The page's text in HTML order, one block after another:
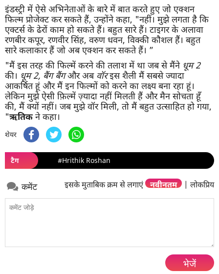
इंडस्ट्री में ऐसे अभिनेताओं के बारे में बात करते हुए जो एक्शन
फिल्म प्रोजेक्ट कर सकते हैं, उन्होंने कहा, "नहीं। मुझे लगता है कि
एक्टर्स के ढेरों काम हो सकते हैं। बहुत सारे हैं। टाइगर के अलावा
रणबीर कपूर, रणवीर सिंह, वरुण धवन, विक्की कौशल हैं। बहुत
सारे कलाकार हैं जो अब एक्शन कर सकते हैं। ”
"मैं इस तरह की फिल्में करने की तलाश में था जब से मैंने धूम 2
की। धूम 2, बैंग बैंगऔर अब वॉरइस शैली मैं सबसे ज्यादा
आकर्षित हूं और मैं इन फिल्मों को करने का लक्ष्य बना रहा हूं।
लेकिन मुझे ऐसी फ़िल्में ज़्यादा नहीं मिलती हैं और मैन सोचता हूँ
की, मैं क्यों नहीं। जब मुझे वॉर मिली, तो मैं बहुत उत्साहित हो गया,
"ऋतिक ने कहा।
शेयर
टैग #Hrithik Roshan
कमेंट इसके मुताबिक क्रम से लगाएं नवीनतम | लोकप्रिय
भेजें